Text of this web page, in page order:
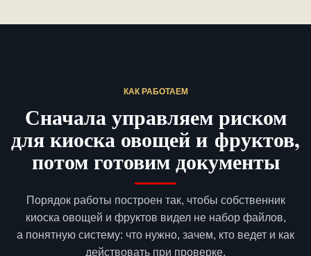
КАК РАБОТАЕМ
Сначала управляем риском
для киоска овощей и фруктов,
потом готовим документы
Порядок работы построен так, чтобы собственник
киоска овощей и фруктов видел не набор файлов,
а понятную систему: что нужно, зачем, кто ведет и как
действовать при проверке.